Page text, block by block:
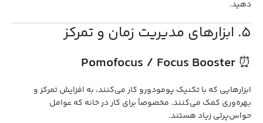
دهید.
5. ابزارهای مدیریت زمان و تمرکز
⏰
Pomofocus / Focus Booster
ابزارهایی که با تکنیک پومودورو کار می‌کنند، به افزایش تمرکز و
بهره‌وری کمک می‌کنند. مخصوصاً برای کار در خانه که عوامل
حواس‌پرتی زیاد هستند.